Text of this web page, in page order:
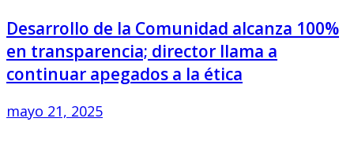
Desarrollo de la Comunidad alcanza 100%
en transparencia; director llama a
continuar apegados a la ética
mayo 21, 2025